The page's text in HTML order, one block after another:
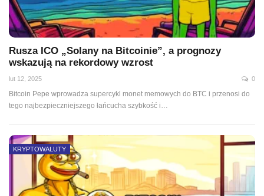
Rusza ICO „Solany na Bitcoinie”, a prognozy
wskazują na rekordowy wzrost
lut 12, 2025 0
Bitcoin Pepe wprowadza supercykl monet memowych do BTC i przenosi do
tego najbezpieczniejszego łańcucha szybkość i…
KRYPTOWALUTY